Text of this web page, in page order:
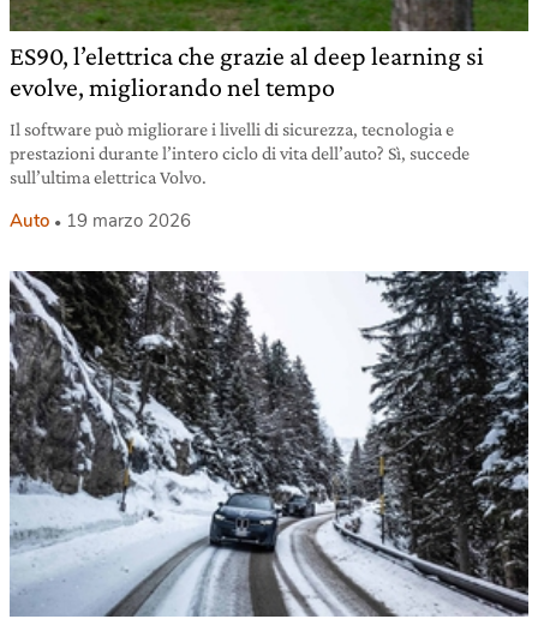
ES90, l’elettrica che grazie al deep learning si
evolve, migliorando nel tempo
Il software può migliorare i livelli di sicurezza, tecnologia e
prestazioni durante l’intero ciclo di vita dell’auto? Sì, succede
sull’ultima elettrica Volvo.
Auto 19 marzo 2026